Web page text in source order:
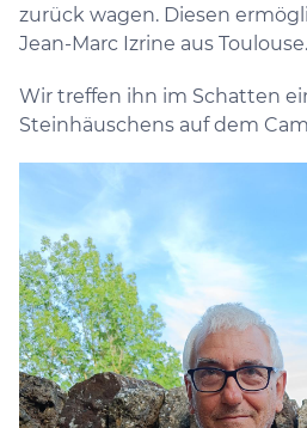
zurück wagen. Diesen
Jean-Marc Izrine aus Toulouse.
Wir treffen ihn im Schatten
Steinhäuschens auf dem